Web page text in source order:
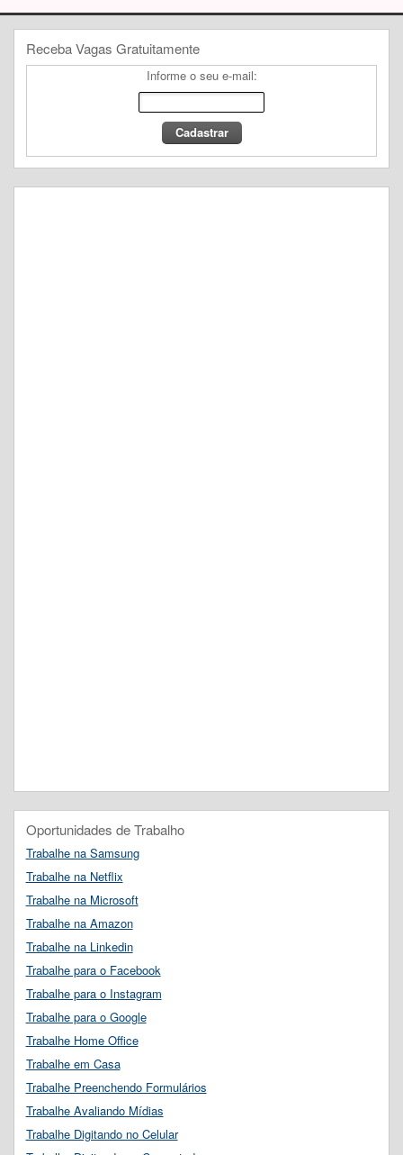
Receba Vagas Gratuitamente
Informe o seu e-mail:
Oportunidades de Trabalho
Trabalhe na Samsung
Trabalhe na Netflix
Trabalhe na Microsoft
Trabalhe na Amazon
Trabalhe na Linkedin
Trabalhe para o Facebook
Trabalhe para o Instagram
Trabalhe para o Google
Trabalhe Home Office
Trabalhe em Casa
Trabalhe Preenchendo Formulários
Trabalhe Avaliando Mídias
Trabalhe Digitando no Celular